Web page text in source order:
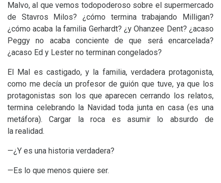
Malvo, al que vemos todopoderoso sobre el supermercado
de Stavros Milos? ¿cómo termina trabajando Milligan?
¿cómo acaba la familia Gerhardt? ¿y Ohanzee Dent? ¿acaso
Peggy no acaba conciente de que será encarcelada?
¿acaso Ed y Lester no terminan congelados?
El Mal es castigado, y la familia, verdadera protagonista,
como me decía un profesor de guión que tuve, ya que los
protagonistas son los que aparecen cerrando los relatos,
termina celebrando la Navidad toda junta en casa (es una
metáfora). Cargar la roca es asumir lo absurdo de
la realidad.
—¿Y es una historia verdadera?
—Es lo que menos quiere ser.